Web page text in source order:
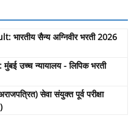
सैन्य अग्निवीर भरती 2026
उच्च न्यायालय - लिपिक भरती
सेवा संयुक्त पूर्व परीक्षा